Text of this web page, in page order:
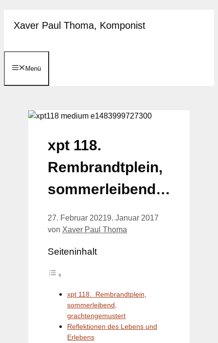
InhaltXaver Paul Thoma, Komponist
Menü
xpt 118.
Rembrandtplein,
sommerleibend…
27. Februar 20219. Januar 2017
von Xaver Paul Thoma
Seiteninhalt
xpt 118. Rembrandtplein,
sommerleibend,
grachtengemustert
Reflektionen des Lebens und
Erlebens